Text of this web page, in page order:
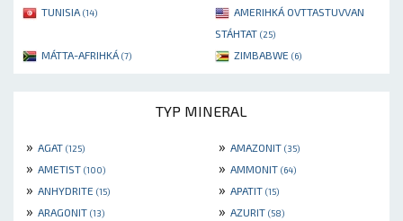
TUNISIA (14)
AMERIHKÁ OVTTASTUVVAN
STÁHTAT (25)
MÁTTA-AFRIHKÁ (7) ZIMBABWE (6)
TYP MINERAL
» AGAT (125) » AMAZONIT (35)
» AMETIST (100) » AMMONIT (64)
» ANHYDRITE (15) » APATIT (15)
» ARAGONIT (13) » AZURIT (58)